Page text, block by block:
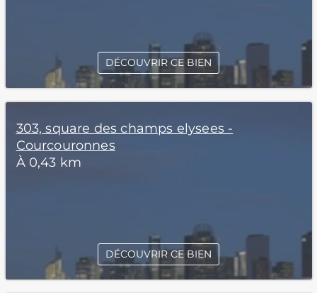
DÉCOUVRIR CE BIEN
303, square des champs elysees -
Courcouronnes
À 0,43 km
DÉCOUVRIR CE BIEN